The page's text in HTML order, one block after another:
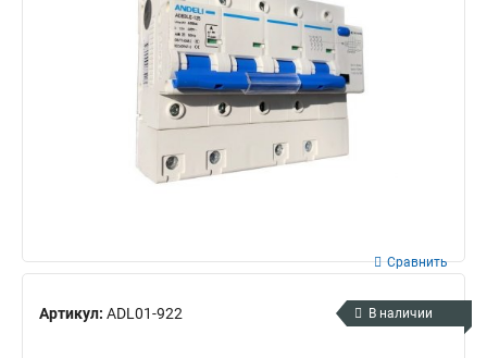
Артикул: ADL01-922
Сравнить
В наличии